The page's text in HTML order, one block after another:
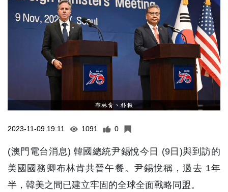
2023-11-09 19:11 1091 0
(澳門電台消息) 韓國總統尹錫悅今日 (9日)與到訪的
美國國務卿布林肯共晉午餐。尹錫悅稱，過去 1年
半，韓美之間已建立牢固的全球全面戰略同盟。